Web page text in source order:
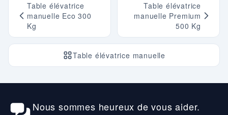
Table élévatrice
manuelle Eco 300
Kg
Table élévatrice manuelle
Table élévatrice
manuelle Premium
500 Kg
Nous sommes heureux de vous aider.